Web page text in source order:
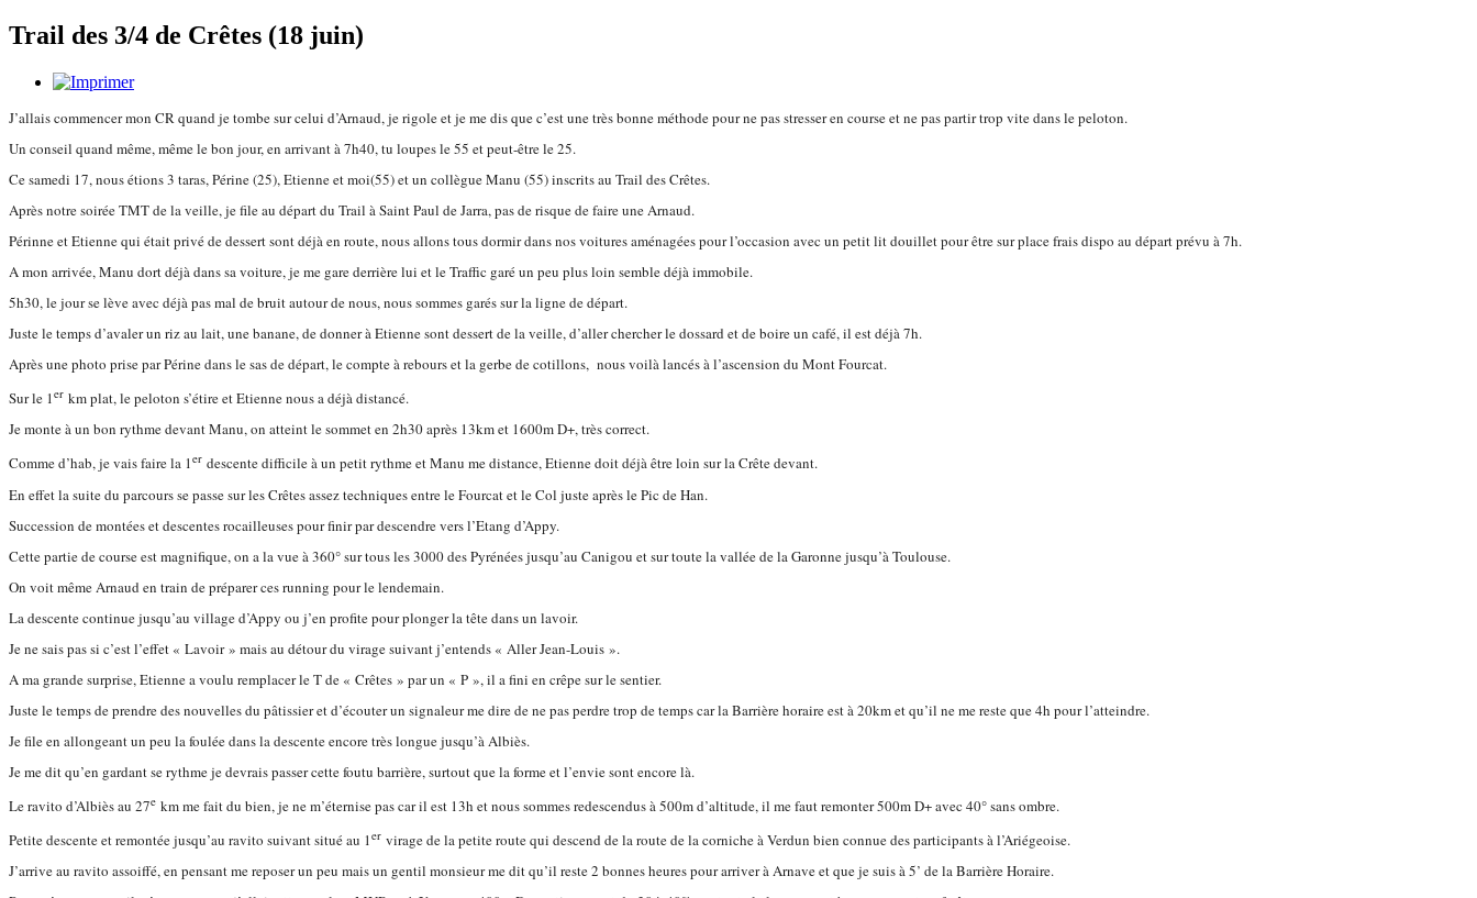
Trail des 3/4 de Crêtes (18 juin)
J’allais commencer mon CR quand je tombe sur celui d’Arnaud, je rigole et je me dis que c’est une très bonne méthode pour ne pas stresser en course et ne pas partir trop vite dans le peloton.
Un conseil quand même, même le bon jour, en arrivant à 7h40, tu loupes le 55 et peut-être le 25.
Ce samedi 17, nous étions 3 taras, Périne (25), Etienne et moi(55) et un collègue Manu (55) inscrits au Trail des Crêtes.
Après notre soirée TMT de la veille, je file au départ du Trail à Saint Paul de Jarra, pas de risque de faire une Arnaud.
Périnne et Etienne qui était privé de dessert sont déjà en route, nous allons tous dormir dans nos voitures aménagées pour l’occasion avec un petit lit douillet pour être sur place frais dispo au départ prévu à 7h.
A mon arrivée, Manu dort déjà dans sa voiture, je me gare derrière lui et le Traffic garé un peu plus loin semble déjà immobile.
5h30, le jour se lève avec déjà pas mal de bruit autour de nous, nous sommes garés sur la ligne de départ.
Juste le temps d’avaler un riz au lait, une banane, de donner à Etienne sont dessert de la veille, d’aller chercher le dossard et de boire un café, il est déjà 7h.
Après une photo prise par Périne dans le sas de départ, le compte à rebours et la gerbe de cotillons, nous voilà lancés à l’ascension du Mont Fourcat.
Sur le 1er km plat, le peloton s’étire et Etienne nous a déjà distancé.
Je monte à un bon rythme devant Manu, on atteint le sommet en 2h30 après 13km et 1600m D+, très correct.
Comme d’hab, je vais faire la 1er descente difficile à un petit rythme et Manu me distance, Etienne doit déjà être loin sur la Crête devant.
En effet la suite du parcours se passe sur les Crêtes assez techniques entre le Fourcat et le Col juste après le Pic de Han.
Succession de montées et descentes rocailleuses pour finir par descendre vers l’Etang d’Appy.
Cette partie de course est magnifique, on a la vue à 360° sur tous les 3000 des Pyrénées jusqu’au Canigou et sur toute la vallée de la Garonne jusqu’à Toulouse.
On voit même Arnaud en train de préparer ces running pour le lendemain.
La descente continue jusqu’au village d’Appy ou j’en profite pour plonger la tête dans un lavoir.
Je ne sais pas si c’est l’effet « Lavoir » mais au détour du virage suivant j’entends « Aller Jean-Louis ».
A ma grande surprise, Etienne a voulu remplacer le T de « Crêtes » par un « P », il a fini en crêpe sur le sentier.
Juste le temps de prendre des nouvelles du pâtissier et d’écouter un signaleur me dire de ne pas perdre trop de temps car la Barrière horaire est à 20km et qu’il ne me reste que 4h pour l’atteindre.
Je file en allongeant un peu la foulée dans la descente encore très longue jusqu’à Albiès.
Je me dit qu’en gardant se rythme je devrais passer cette foutu barrière, surtout que la forme et l’envie sont encore là.
Le ravito d’Albiès au 27e km me fait du bien, je ne m’éternise pas car il est 13h et nous sommes redescendus à 500m d’altitude, il me faut remonter 500m D+ avec 40° sans ombre.
Petite descente et remontée jusqu’au ravito suivant situé au 1er virage de la petite route qui descend de la route de la corniche à Verdun bien connue des participants à l’Ariégeoise.
J’arrive au ravito assoiffé, en pensant me reposer un peu mais un gentil monsieur me dit qu’il reste 2 bonnes heures pour arriver à Arnave et que je suis à 5’ de la Barrière Horaire.